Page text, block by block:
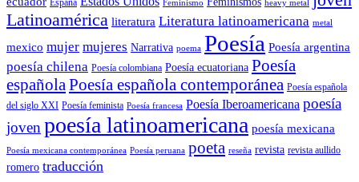
España Feminismo heavy metal
Latinoamérica literatura Literatura latinoamericana metal
mexico mujer mujeres Narrativa poema Poesía Poesía argentina
poesía chilena Poesía colombiana Poesía ecuatoriana Poesía
española Poesía española contemporánea Poesía española
del siglo XXI Poesía feminista Poesía francesa Poesía Iberoamericana poesía
joven poesía latinoamericana poesía mexicana
Poesía mexicana contemporánea Poesía peruana poeta reseña revista revista aullido
romero traducción